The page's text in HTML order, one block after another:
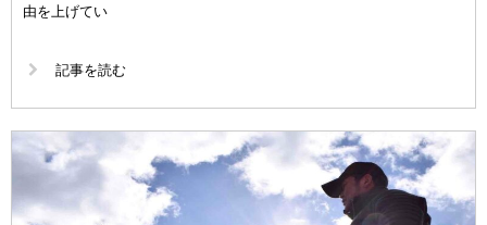
由を上げてい
記事を読む